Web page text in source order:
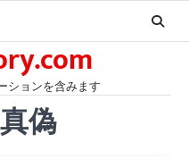
ションを含みます
偽